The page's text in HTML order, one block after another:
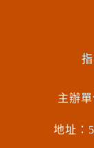
主辦單
地址：